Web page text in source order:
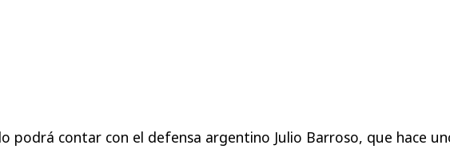
podrá contar con el defensa argentino Julio Barroso, que hace